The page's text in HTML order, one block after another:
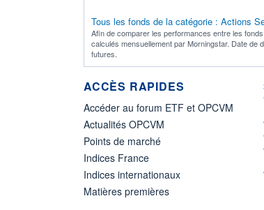
Tous les fonds de la catégorie : Actions
Afin de comparer les performances entre les
calculés mensuellement par Morningstar. Date
futures.
ACCÈS RAPIDES
Accéder au forum ETF et OPCVM
Actualités OPCVM
Points de marché
Indices France
Indices internationaux
Matières premières